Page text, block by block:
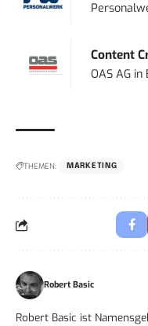
Content
OAS AG in
THEMEN: MARKETING
Robert Basic
Robert Basic ist